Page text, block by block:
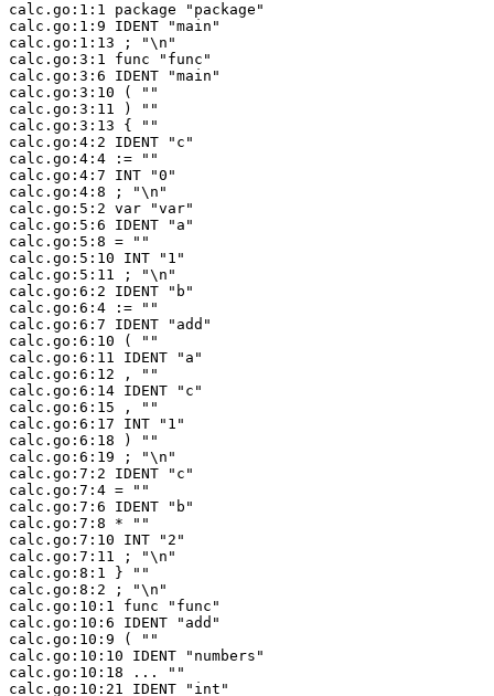
calc.go:1:1 package "package"
calc.go:1:9 IDENT "main"
calc.go:1:13 ; "\n"
calc.go:3:1 func "func"
calc.go:3:6 IDENT "main"
calc.go:3:10 ( ""
calc.go:3:11 ) ""
calc.go:3:13 { ""
calc.go:4:2 IDENT "c"
calc.go:4:4 := ""
calc.go:4:7 INT "0"
calc.go:4:8 ; "\n"
calc.go:5:2 var "var"
calc.go:5:6 IDENT "a"
calc.go:5:8 = ""
calc.go:5:10 INT "1"
calc.go:5:11 ; "\n"
calc.go:6:2 IDENT "b"
calc.go:6:4 := ""
calc.go:6:7 IDENT "add"
calc.go:6:10 ( ""
calc.go:6:11 IDENT "a"
calc.go:6:12 , ""
calc.go:6:14 IDENT "c"
calc.go:6:15 , ""
calc.go:6:17 INT "1"
calc.go:6:18 ) ""
calc.go:6:19 ; "\n"
calc.go:7:2 IDENT "c"
calc.go:7:4 = ""
calc.go:7:6 IDENT "b"
calc.go:7:8 * ""
calc.go:7:10 INT "2"
calc.go:7:11 ; "\n"
calc.go:8:1 } ""
calc.go:8:2 ; "\n"
calc.go:10:1 func "func"
calc.go:10:6 IDENT "add"
calc.go:10:9 ( ""
calc.go:10:10 IDENT "numbers"
calc.go:10:18 ... ""
calc.go:10:21 IDENT "int"